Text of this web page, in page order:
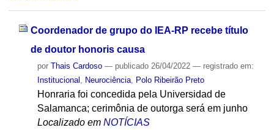
Coordenador de grupo do IEA-RP recebe título
de doutor honoris causa
por Thais Cardoso — publicado26/04/2022 — registrado em:
Institucional
Neurociência, Polo Ribeirão Preto
Honraria foi concedida pela Universidad de
Salamanca; cerimônia de outorga será em junho
Localizado em NOTÍCIAS